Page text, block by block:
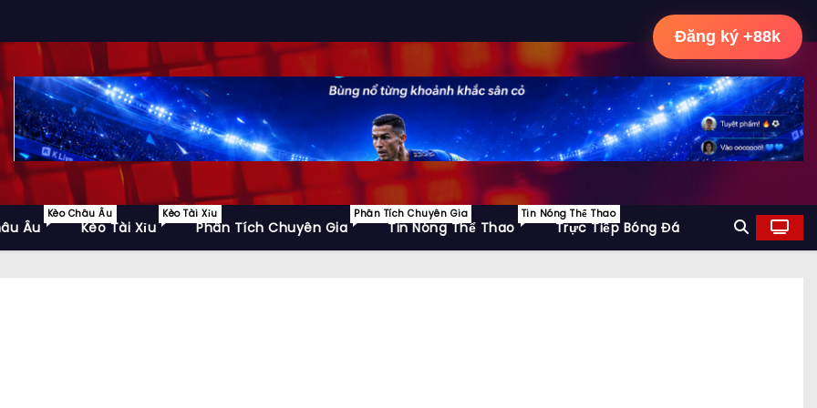
Âu
Kèo Châu Âu
Kèo Tài Xỉu
Kèo Tài Xỉu
Phân Tích Chuyên Gia
Phân Tích Chuyên Gia
Tin Nóng Thể Thao
Tin Nóng Thể Thao
Trực Tiếp Bóng Đá
Đăng ký +88k